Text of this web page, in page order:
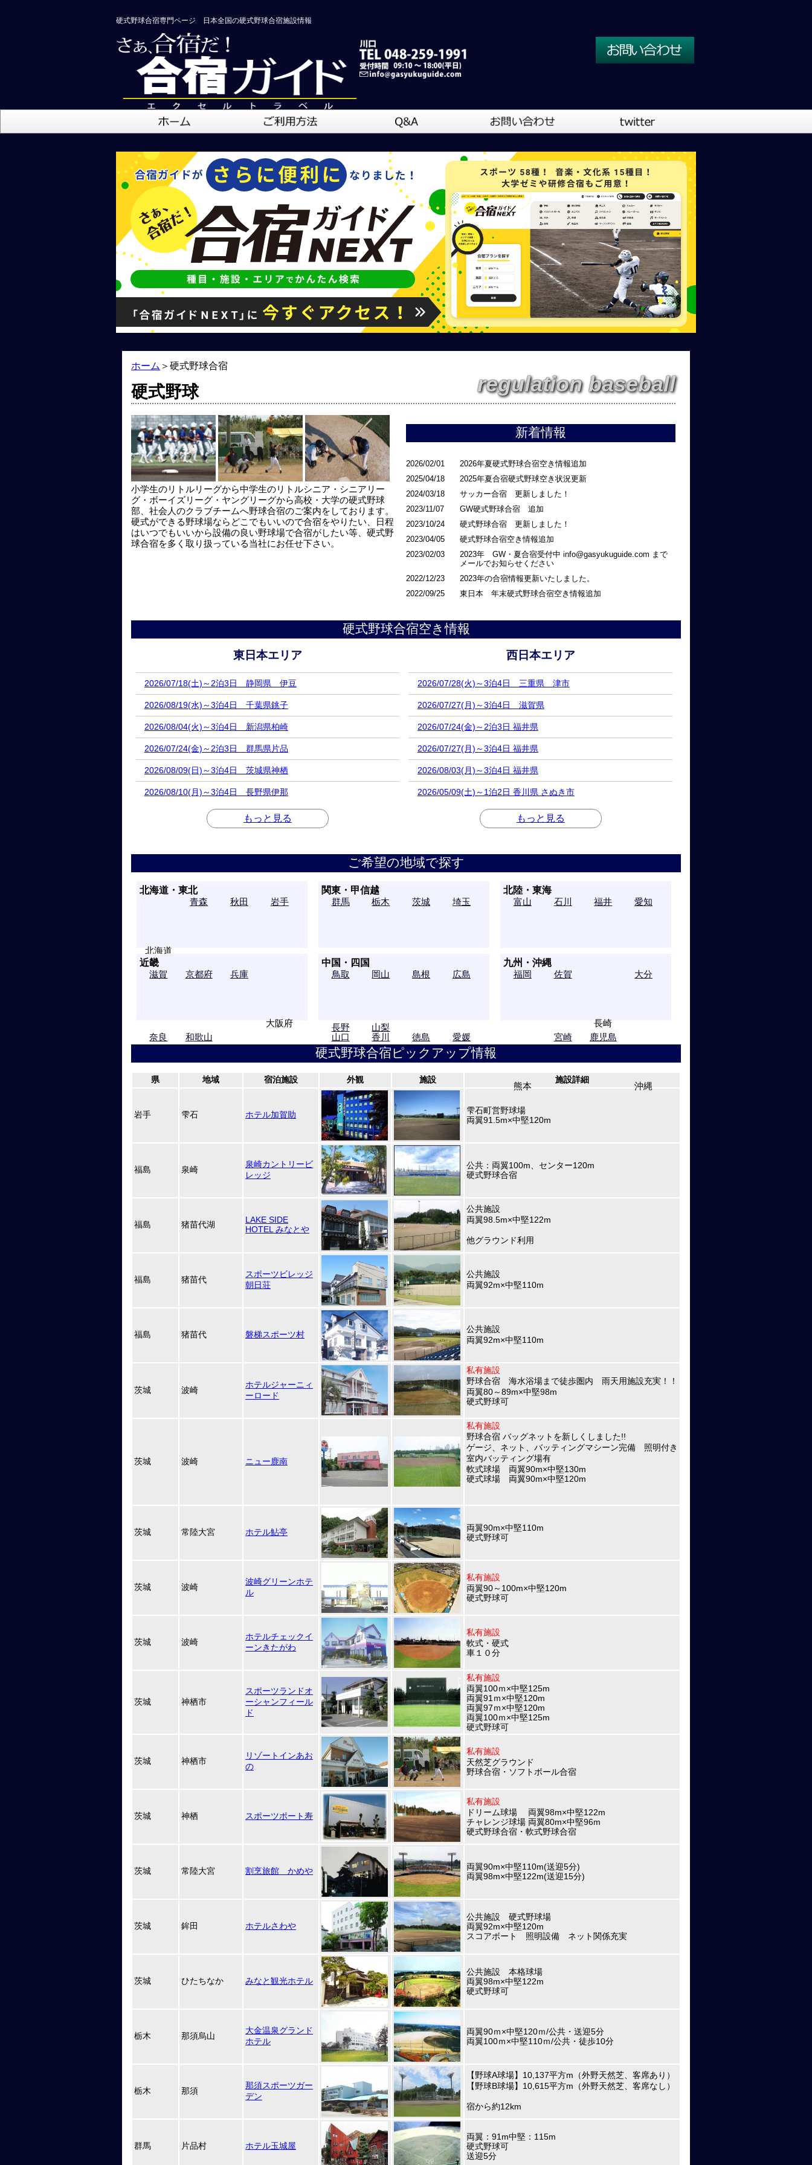
硬式野球合宿専門ページ 日本全国の硬式野球合宿施設情報
大阪営業所
吹奏楽
ホーム ＞ 硬式野球合宿
硬式野球 regulation baseball
小学生のリトルリーグから中学生のリトルシニア・シニアリー
グ・ボーイズリーグ・ヤングリーグから高校・大学の硬式野球
部、社会人のクラブチームへ野球合宿のご案内をしております。
硬式ができる野球場ならどこでもいいので合宿をやりたい、日程
はいつでもいいから設備の良い野球場で合宿がしたい等、硬式野
球合宿を多く取り扱っている当社にお任せ下さい。
新着情報
2026/02/01
2026年夏硬式野球合宿空き情報追加
2025/04/18
2025年夏合宿硬式野球空き状況更新
2024/03/18
サッカー合宿 更新しました！
2023/11/07
GW硬式野球合宿 追加
2023/10/24
硬式野球合宿 更新しました！
2023/04/05
硬式野球合宿空き情報追加
2023/02/03
2023年 GW・夏合宿受付中 info@gasyukuguide.com まで
メールでお知らせください
2022/12/23
2023年の合宿情報更新いたしました。
2022/09/25
東日本 年末硬式野球合宿空き情報追加
硬式野球合宿空き情報
東日本エリア
2026/07/18(土)～2泊3日 静岡県 伊豆
2026/08/19(水)～3泊4日 千葉県銚子
2026/08/04(火)～3泊4日 新潟県柏崎
2026/07/24(金)～2泊3日 群馬県片品
2026/08/09(日)～3泊4日 茨城県神栖
2026/08/10(月)～3泊4日 長野県伊那
もっと見る
西日本エリア
2026/07/28(火)～3泊4日 三重県 津市
2026/07/27(月)～3泊4日 滋賀県
2026/07/24(金)～2泊3日 福井県
2026/07/27(月)～3泊4日 福井県
2026/08/03(月)～3泊4日 福井県
2026/05/09(土)～1泊2日 香川県 さぬき市
もっと見る
ご希望の地域で探す
北海道・東北
北海道
青森 秋田 岩手
山形
関東・甲信越
群馬
栃木 茨城 埼玉
東京
長野 山梨
北陸・東海
富山
石川 福井 愛知
岐阜
近畿
滋賀
京都府 兵庫
大阪府
奈良
和歌山
中国・四国
鳥取
岡山 島根 広島
山口 香川 徳島 愛媛
高知
九州・沖縄
福岡
佐賀
長崎
大分
熊本
宮崎 鹿児島
沖縄
硬式野球合宿ピックアップ情報
県 地域 宿泊施設 外観 施設 施設詳細
岩手 雫石 ホテル加賀助
雫石町営野球場
両翼91.5m×中堅120m
福島 泉崎
泉崎カントリービ
レッジ
公共： 両翼100m、センター120m
硬式野球合宿
福島 猪苗代湖
LAKE SIDE
HOTEL みなとや
公共施設
両翼98.5m×中堅122m
他グラウンド利用
福島 猪苗代
スポーツビレッジ
朝日荘
公共施設
両翼92m×中堅110m
福島 猪苗代 磐梯スポーツ村
公共施設
両翼92m×中堅110m
茨城 波崎
ホテルジャーニィ
ーロード
私有施設
野球合宿 海水浴場まで徒歩圏内 雨天用施設充実！！
両翼80～89m×中堅98m
硬式野球可
茨城 波崎 ニュー鹿南
私有施設
野球合宿 バッグネットを新しくしました!!
ゲージ、ネット、バッティングマシーン完備 照明付き
室内バッティング場有
軟式球場 両翼90m×中堅130m
硬式球場 両翼90m×中堅120m
茨城 常陸大宮 ホテル鮎亭
両翼90m×中堅110m
硬式野球可
茨城 波崎
波崎グリーンホテ
ル
私有施設
両翼90～100m×中堅120m
硬式野球可
茨城 波崎
ホテルチェックイ
ーンきたがわ
私有施設
軟式・硬式
車１０分
茨城 神栖市
スポーツランドオ
ーシャンフィール
ド
私有施設
両翼100ｍ×中堅125m
両翼91ｍ×中堅120m
両翼97ｍ×中堅120m
両翼100ｍ×中堅125m
硬式野球可
茨城 神栖市
リゾートインあお
の
私有施設
天然芝グラウンド
野球合宿・ソフトボール合宿
茨城 神栖 スポーツポート寿
私有施設
ドリーム球場 両翼98m×中堅122m
チャレンジ球場 両翼80m×中堅96m
硬式野球合宿・軟式野球合宿
茨城 常陸大宮 割烹旅館 かめや
両翼90m×中堅110m(送迎5分)
両翼98m×中堅122m(送迎15分)
茨城 鉾田 ホテルさわや
公共施設 硬式野球場
両翼92m×中堅120m
スコアボート 照明設備 ネット関係充実
茨城 ひたちなか みなと観光ホテル
公共施設 本格球場
両翼98m×中堅122m
硬式野球可
栃木 那須烏山
大金温泉グランド
ホテル
両翼90ｍ×中堅120ｍ/公共・送迎5分
両翼100ｍ×中堅110ｍ/公共・徒歩10分
栃木 那須
那須スポーツガー
デン
【野球A球場】10,137平方m（外野天然芝、客席あり）
【野球B球場】10,615平方m（外野天然芝、客席なし）
宿から約12km
群馬 片品村 ホテル玉城屋
両翼：91m中堅：115m
硬式野球可
送迎5分